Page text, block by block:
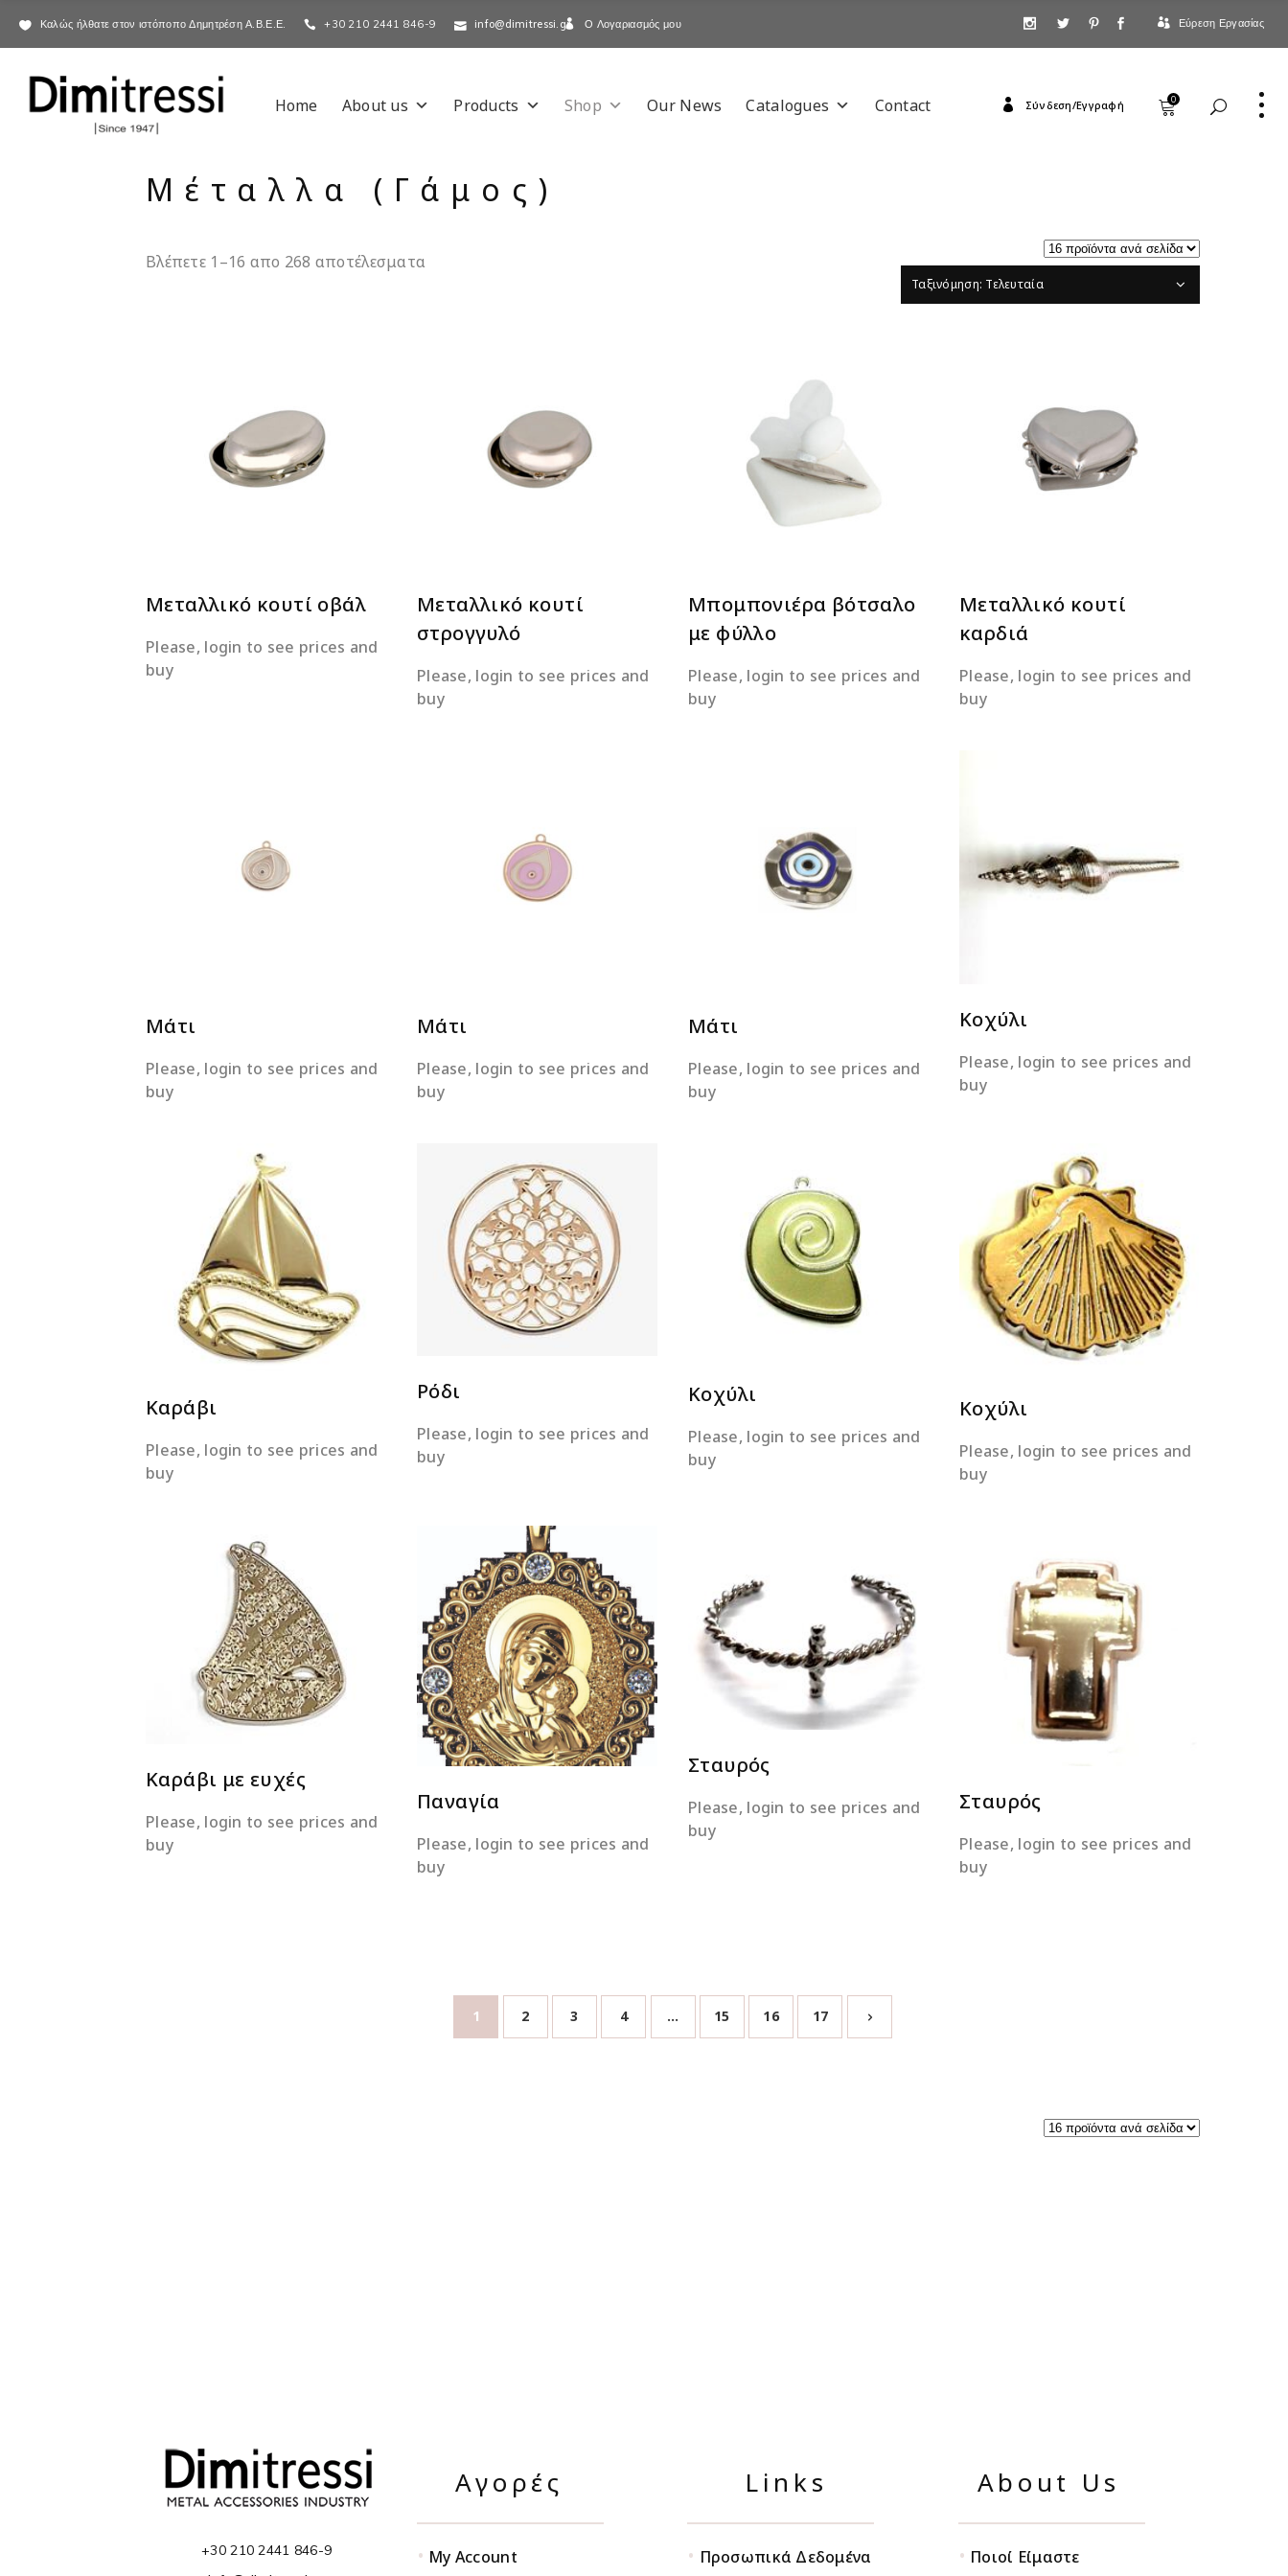
Καλώς ήλθατε στον ιστόποπο Δημητρέση Α.Β.Ε.Ε. +30 210 2441 846-9 info@dimitressi.gr Ο Λογαριασμός μου Εύρεση Εργασίας
Home About us Products Shop Our News Catalogues Contact Σύνδεση/Εγγραφή 0
Μέταλλα (Γάμος)
Βλέπετε 1–16 απο 268 αποτέλεσματα
Ταξινόμηση: Τελευταία
ΔΙΑΒΆΣΤΕ ΠΕΡΙΣΣΌΤΕΡΑ
Μεταλλικό κουτί οβάλ
Please, login to see prices and
buy
ΔΙΑΒΆΣΤΕ ΠΕΡΙΣΣΌΤΕΡΑ
Μεταλλικό κουτί
στρογγυλό
Please, login to see prices and
buy
ΔΙΑΒΆΣΤΕ ΠΕΡΙΣΣΌΤΕΡΑ
Μπομπονιέρα βότσαλο
με φύλλο
Please, login to see prices and
buy
ΔΙΑΒΆΣΤΕ ΠΕΡΙΣΣΌΤΕΡΑ
Μεταλλικό κουτί
καρδιά
Please, login to see prices and
buy
ΔΙΑΒΆΣΤΕ ΠΕΡΙΣΣΌΤΕΡΑ
Μάτι
Please, login to see prices and
buy
ΔΙΑΒΆΣΤΕ ΠΕΡΙΣΣΌΤΕΡΑ
Μάτι
Please, login to see prices and
buy
ΔΙΑΒΆΣΤΕ ΠΕΡΙΣΣΌΤΕΡΑ
Μάτι
Please, login to see prices and
buy
ΔΙΑΒΆΣΤΕ ΠΕΡΙΣΣΌΤΕΡΑ
Κοχύλι
Please, login to see prices and
buy
ΔΙΑΒΆΣΤΕ ΠΕΡΙΣΣΌΤΕΡΑ
Καράβι
Please, login to see prices and
buy
ΔΙΑΒΆΣΤΕ ΠΕΡΙΣΣΌΤΕΡΑ
Ρόδι
Please, login to see prices and
buy
ΔΙΑΒΆΣΤΕ ΠΕΡΙΣΣΌΤΕΡΑ
Κοχύλι
Please, login to see prices and
buy
ΔΙΑΒΆΣΤΕ ΠΕΡΙΣΣΌΤΕΡΑ
Κοχύλι
Please, login to see prices and
buy
ΔΙΑΒΆΣΤΕ ΠΕΡΙΣΣΌΤΕΡΑ
Καράβι με ευχές
Please, login to see prices and
buy
ΔΙΑΒΆΣΤΕ ΠΕΡΙΣΣΌΤΕΡΑ
Παναγία
Please, login to see prices and
buy
ΔΙΑΒΆΣΤΕ ΠΕΡΙΣΣΌΤΕΡΑ
Σταυρός
Please, login to see prices and
buy
ΔΙΑΒΆΣΤΕ ΠΕΡΙΣΣΌΤΕΡΑ
Σταυρός
Please, login to see prices and
buy
1 2 3 4 … 15 16 17
+30 210 2441 846-9
Αγορές
• My Account
Links
• Προσωπικά Δεδομένα
About Us
• Ποιοί Είμαστε